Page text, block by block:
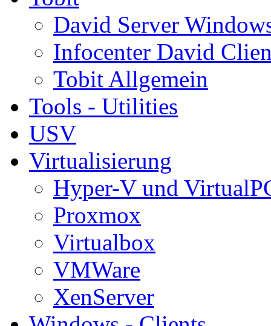
David Server
Infocenter David
Tobit Allgemein
Tools - Utilities
USV
Virtualisierung
Hyper-V und
Proxmox
Virtualbox
VMWare
XenServer